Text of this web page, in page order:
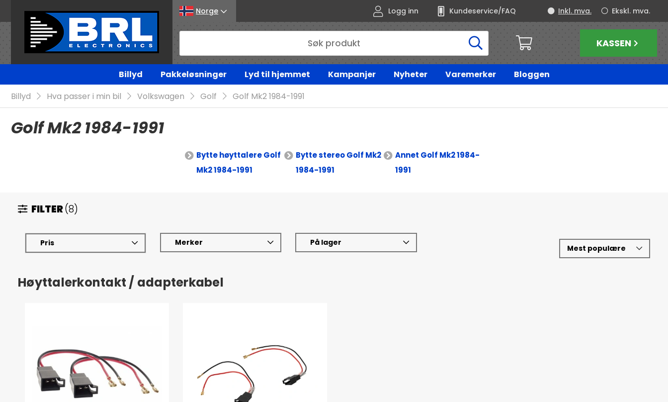
Norge Logg inn Kundeservice/FAQ Ekskl. mva.
Inkl. mva.
KASSEN
Billyd Pakkeløsninger Lyd til hjemmet Kampanjer Nyheter Varemerker
Bloggen
Billyd
Hva passer i min bil Volkswagen Golf Golf Mk2 1984-1991
Golf Mk2 1984-1991
Bytte høyttalere Golf
Mk2 1984-1991
Bytte stereo Golf Mk2
1984-1991
Annet Golf Mk2 1984-
1991
FILTER(8)
Pris Merker På lager
Høyttalerkontakt / adapterkabel